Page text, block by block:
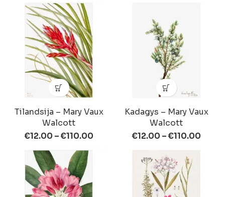
Tilandsija – Mary Vaux
Walcott
€12.00 –€110.00
Kadagys – Mary Vaux
Walcott
€12.00 –€110.00